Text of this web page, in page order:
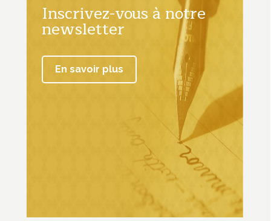
Inscrivez-vous à notre
newsletter
En savoir plus